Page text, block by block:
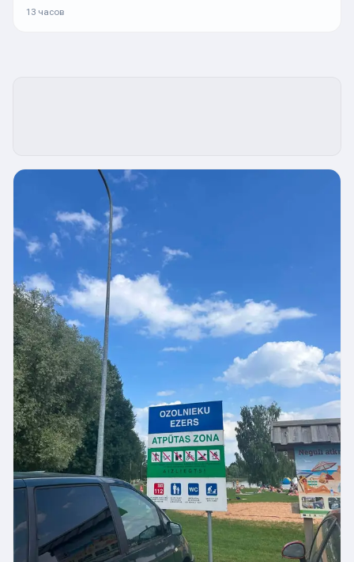
13 часов